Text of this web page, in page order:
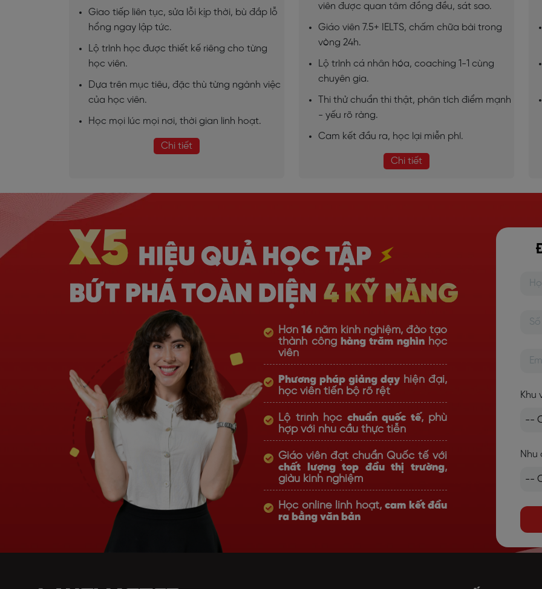
Giao tiếp liên tục, sửa lỗi kịp thời, bù đắp lỗ
hổng ngay lập tức.
Lộ trình học được thiết kế riêng cho từng
học viên.
Dựa trên mục tiêu, đặc thù từng ngành việc
của học viên.
Học mọi lúc mọi nơi, thời gian linh hoạt.
Chi tiết
viên được quan tâm đồng đều, sát sao.
Giáo viên 7.5+ IELTS, chấm chữa bài trong
vòng 24h.
Lộ trình cá nhân hóa, coaching 1-1 cùng
chuyên gia.
Thi thử chuẩn thi thật, phân tích điểm mạnh
- yếu rõ ràng.
Cam kết đầu ra, học lại miễn phí.
Chi tiết
Hơn16 năm kinh nghiệm, đào tạo
thành công hàng trăm nghìnhọc
viên
Phương pháp giảng dạy hiện đại,
học viên tiến bộ rõ rệt
Lộ trình học chuẩn quốc tế, phù
hợp với nhu cầu thực tiễn
Giáo viên đạt chuẩn Quốc tế với
chất lượng top đầu thị trường,
giàu kinh nghiệm
Học online linh hoạt,cam kết đầu
ra bằng văn bản
Khu
Nhu